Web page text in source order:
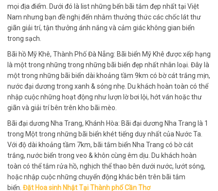
mọi địa điểm. Dưới đó là list những bến bãi tắm đẹp nhất tại Việt
Nam nhưng bạn đề nghị đến nhằm thưởng thức các chốc lát thư
giãn giải trí, tận thưởng ánh nắng và cảm giác không gian biển
trong sạch.
Bãi hồ Mỹ Khê, Thành Phố Đà Nẵng: Bãi biển Mỹ Khê được xếp hạng
là một trong những trong những bãi biển đẹp nhất nhân loại. Đây là
một trong những bãi biển dài khoảng tầm 9km có bờ cát trắng mịn,
nước đại dương trong xanh & sóng nhẹ. Du khách hoàn toàn có thể
nhập cuộc những hoạt động như lượn lờ bơi lội, hớt ván hoặc thư
giãn và giải trí bên trên kho bãi mèo.
Bãi đại dương Nha Trang, Khánh Hòa: Bãi đại dương Nha Trang là 1
trong Một trong những bãi biển khét tiếng duy nhất của Nước Ta.
Với độ dài khoảng tầm 7km, bãi tắm biển Nha Trang có bờ cát
trắng, nước biển trong veo & khôn cùng êm dịu. Du khách hoàn
toàn có thể tắm rửa hồ, nghịch thể thao bên dưới nước, lướt sóng,
hoặc nhập cuộc những chuyển động khác bên trên bãi tắm
biển. Đặt Hoa sinh Nhật Tại Thành phố Cần Thơ